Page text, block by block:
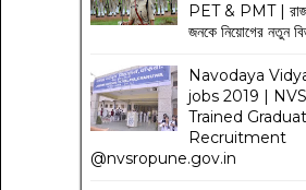
PET & PMT |
জনকে নিয়োগের নতুন
Navodaya
jobs 2019 |
Trained
Recruitment
@nvsropune.gov.in